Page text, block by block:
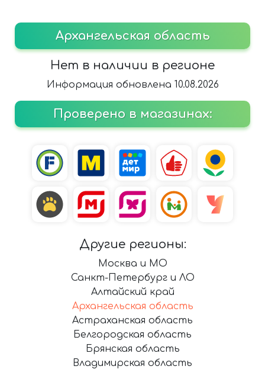
Архангельская область
Нет в наличии в регионе
Информация обновлена 10.08.2026
Проверено в магазинах:
Другие регионы:
Москва и МО
Санкт-Петербург и ЛО
Алтайский край
Архангельская область
Астраханская область
Белгородская область
Брянская область
Владимирская область